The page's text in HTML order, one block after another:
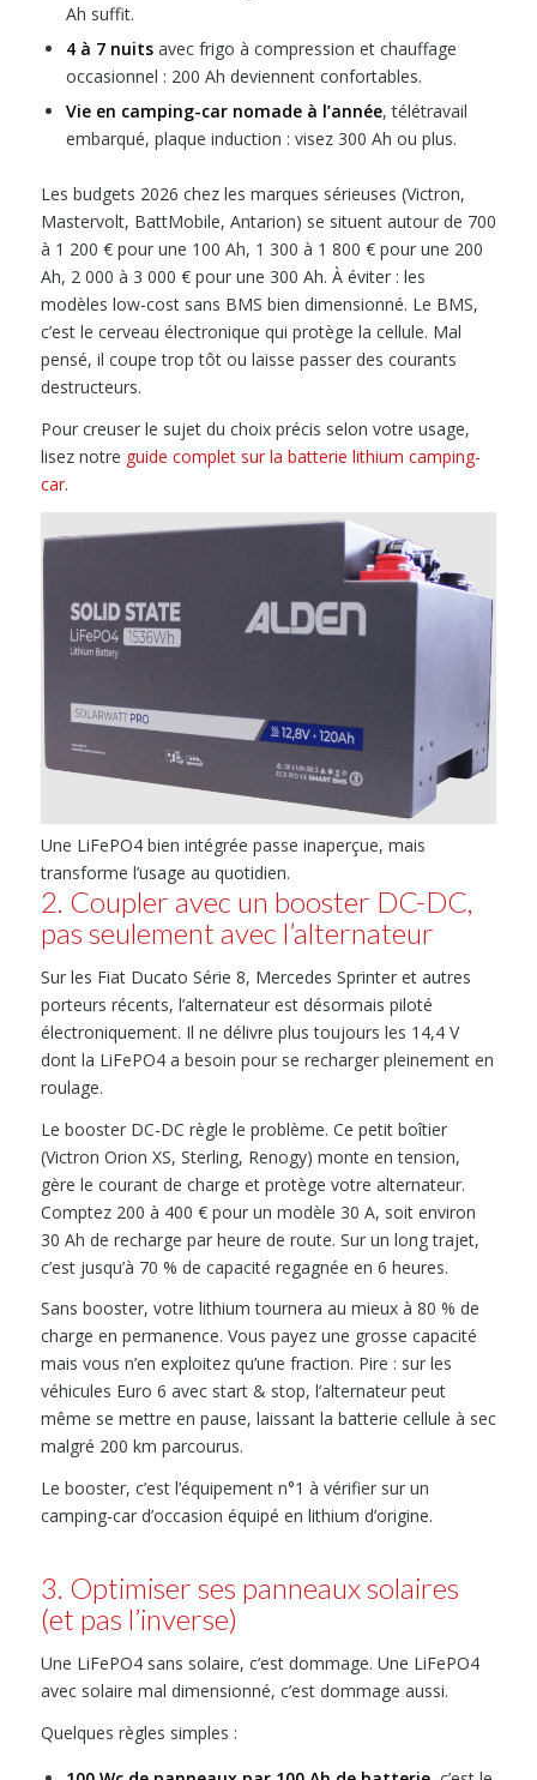
Ah suffit.
4 à 7 nuitsavec frigo à compression et chauffage
occasionnel : 200 Ah deviennent confortables.
Vie en camping-car nomade à l’année, télétravail
embarqué, plaque induction : visez 300 Ah ou plus.
Les budgets 2026 chez les marques sérieuses (Victron,
Mastervolt, BattMobile, Antarion) se situent autour de 700
à 1 200 € pour une 100 Ah, 1 300 à 1 800 € pour une 200
Ah, 2 000 à 3 000 € pour une 300 Ah. À éviter : les
modèles low-cost sans BMS bien dimensionné. Le BMS,
c’est le cerveau électronique qui protège la cellule. Mal
pensé, il coupe trop tôt ou laisse passer des courants
destructeurs.
Pour creuser le sujet du choix précis selon votre usage,
lisez notre guide complet sur la batterie lithium camping-
car.
Une LiFePO4 bien intégrée passe inaperçue, mais
transforme l’usage au quotidien.
2. Coupler avec un booster DC-DC,
pas seulement avec l’alternateur
Sur les Fiat Ducato Série 8, Mercedes Sprinter et autres
porteurs récents, l’alternateur est désormais piloté
électroniquement. Il ne délivre plus toujours les 14,4 V
dont la LiFePO4 a besoin pour se recharger pleinement en
roulage.
Le booster DC-DC règle le problème. Ce petit boîtier
(Victron Orion XS, Sterling, Renogy) monte en tension,
gère le courant de charge et protège votre alternateur.
Comptez 200 à 400 € pour un modèle 30 A, soit environ
30 Ah de recharge par heure de route. Sur un long trajet,
c’est jusqu’à 70 % de capacité regagnée en 6 heures.
Sans booster, votre lithium tournera au mieux à 80 % de
charge en permanence. Vous payez une grosse capacité
mais vous n’en exploitez qu’une fraction. Pire : sur les
véhicules Euro 6 avec start & stop, l’alternateur peut
même se mettre en pause, laissant la batterie cellule à sec
malgré 200 km parcourus.
Le booster, c’est l’équipement n°1 à vérifier sur un
camping-car d’occasion équipé en lithium d’origine.
3. Optimiser ses panneaux solaires
(et pas l’inverse)
Une LiFePO4 sans solaire, c’est dommage. Une LiFePO4
avec solaire mal dimensionné, c’est dommage aussi.
Quelques règles simples :